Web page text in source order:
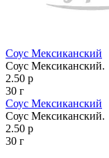
Соус Мексиканский
Соус Мексиканский.
2.50 р
30 г
Соус Мексиканский
Соус Мексиканский.
2.50 р
30 г